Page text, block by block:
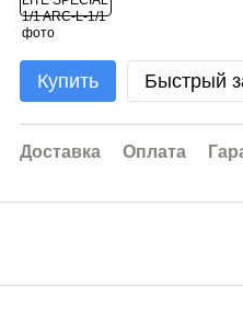
Купить Быстрый
Доставка Оплата